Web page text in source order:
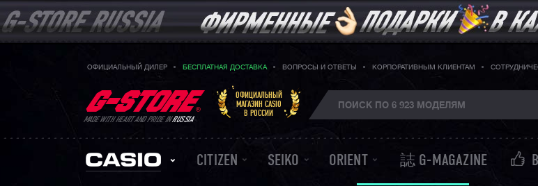
ОФИЦИАЛЬНЫЙ ДИЛЕР БЕСПЛАТНАЯ ДОСТАВКА ВОПРОСЫ И ОТВЕТЫ КОРПОРАТИВНЫМ КЛИЕНТАМ
MADE WITH HEART AND PRIDE INRUSSIA
ОФИЦИАЛЬНЫЙ
МАГАЗИН CASIO
В РОССИИ
CITIZEN SEIKO ORIENT 誌 G-MAGAZINE